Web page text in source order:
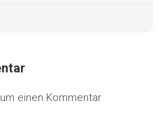
einen Kommentar